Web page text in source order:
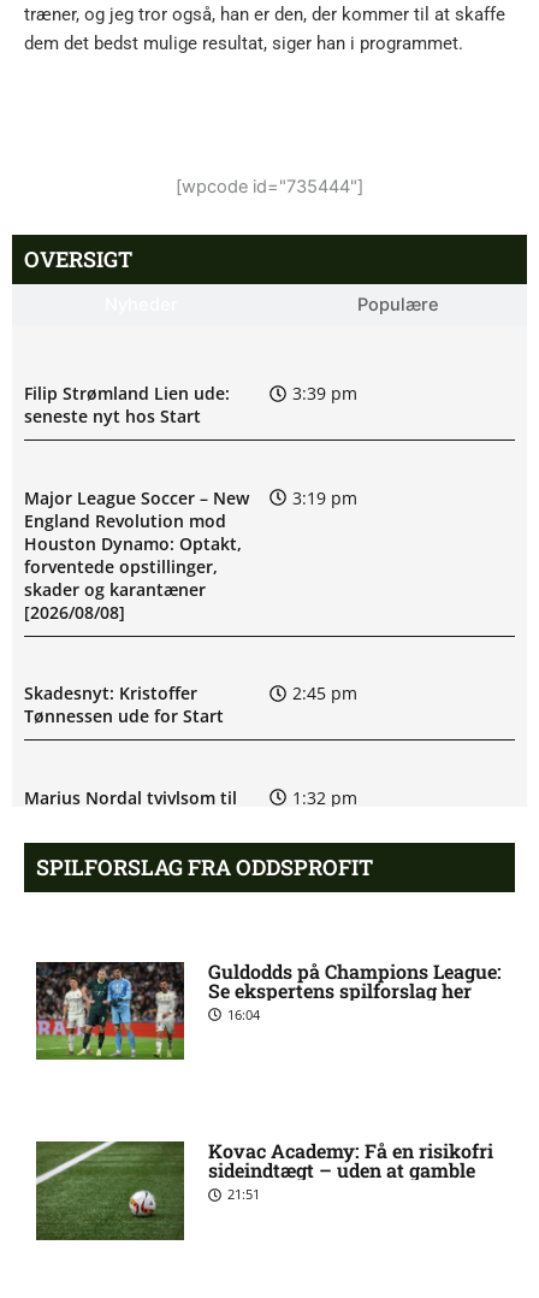
træner, og jeg tror også, han er den, der kommer til at skaffe
dem det bedst mulige resultat, siger han i programmet.
[wpcode id="735444"]
OVERSIGT
Populære
Filip Strømland Lien ude:
seneste nyt hos Start
3:39 pm
Major League Soccer – New
England Revolution mod
Houston Dynamo: Optakt,
forventede opstillinger,
skader og karantæner
[2026/08/08]
3:19 pm
Skadesnyt: Kristoffer
Tønnessen ude for Start
2:45 pm
Marius Nordal tvivlsom til
1:32 pm
skader og karantæner
[2026/08/08]
Kennedy David Ikechukwu
Okpaleke tvivlsom til næste
kamp
11:34 am
SPILFORSLAG FRA ODDSPROFIT
Guldodds på Champions League:
Se ekspertens spilforslag her
16:04
Kovac Academy: Få en risikofri
sideindtægt – uden at gamble
21:51